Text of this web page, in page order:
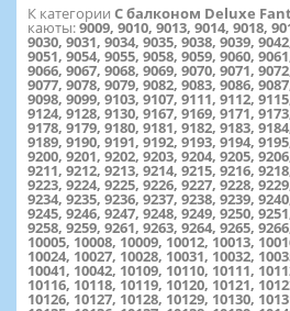
К категории С балконом Deluxe
каюты:9009, 9010, 9013, 9014, 9018,
9030, 9031, 9034, 9035, 9038, 9039,
9051, 9054, 9055, 9058, 9059, 9060,
9066, 9067, 9068, 9069, 9070, 9071,
9077, 9078, 9079, 9082, 9083, 9086,
9098, 9099, 9103, 9107, 9111, 9112,
9124, 9128, 9130, 9167, 9169, 9171,
9178, 9179, 9180, 9181, 9182, 9183,
9189, 9190, 9191, 9192, 9193, 9194,
9200, 9201, 9202, 9203, 9204, 9205,
9211, 9212, 9213, 9214, 9215, 9216,
9223, 9224, 9225, 9226, 9227, 9228,
9234, 9235, 9236, 9237, 9238, 9239,
9245, 9246, 9247, 9248, 9249, 9250,
9258, 9259, 9261, 9263, 9264, 9265,
10005, 10008, 10009, 10012, 10013,
10024, 10027, 10028, 10031, 10032,
10041, 10042, 10109, 10110, 10111,
10116, 10118, 10119, 10120, 10121,
10126, 10127, 10128, 10129, 10130,